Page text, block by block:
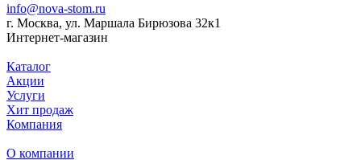
info@nova-stom.ru
г. Москва, ул. Маршала Бирюзова 32к1
Интернет-магазин
Каталог
Акции
Услуги
Хит продаж
Компания
О компании